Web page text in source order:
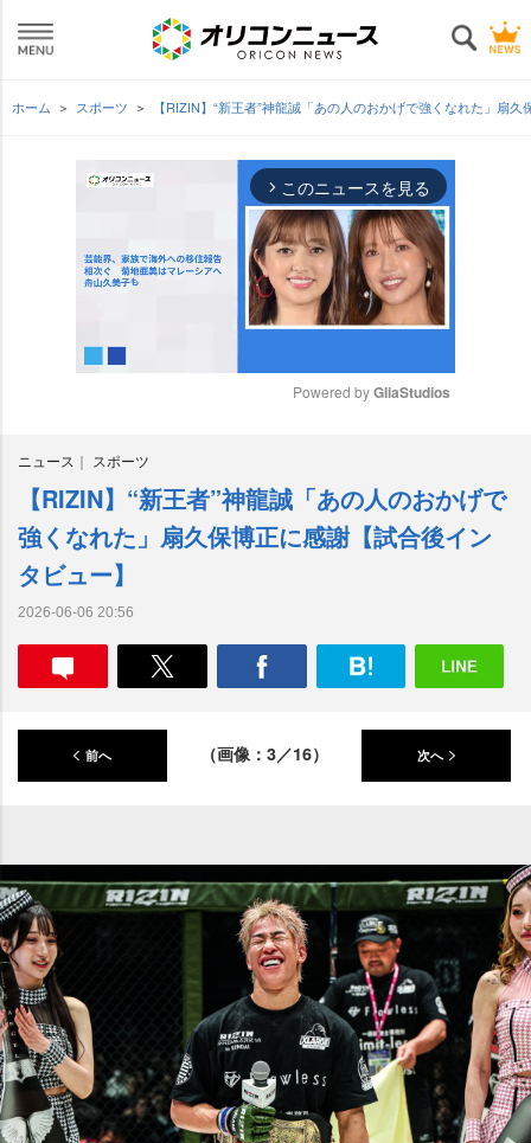
ホーム スポーツ 【RIZIN】“新王者”神龍誠「あの人のおかげで強くなれた」扇
arrow_forward_ios このニュースを見る
t
e
Powered by GliaStudios
ニュース スポーツ
【RIZIN】“新王者”神龍誠「あの人のおかげで
強くなれた」扇久保博正に感謝【試合後イン
タビュー】
2026-06-06 20:56
前へ （画像：3／16） 次へ